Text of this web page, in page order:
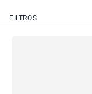
FILTROS